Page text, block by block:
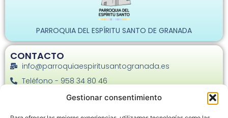
Gestionar consentimiento
PARROQUIA DEL ESPÍRITU SANTO DE GRANADA
CONTACTO
info@parroquiaespiritusantogranada.es
Teléfono - 958 34 80 46